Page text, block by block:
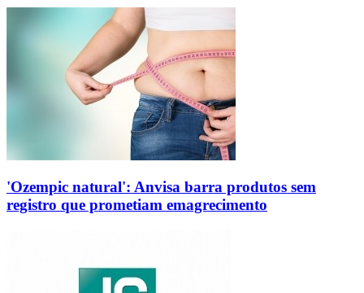
'Ozempic natural': Anvisa barra produtos sem
registro que prometiam emagrecimento